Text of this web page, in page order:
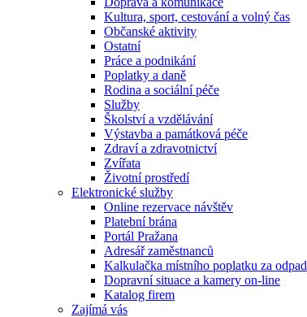
Kultura, sport, cestování a volný čas
Občanské aktivity
Ostatní
Práce a podnikání
Poplatky a daně
Rodina a sociální péče
Služby
Školství a vzdělávání
Výstavba a památková péče
Zdraví a zdravotnictví
Zvířata
Životní prostředí
Elektronické služby
Online rezervace návštěv
Platební brána
Portál Pražana
Adresář zaměstnanců
Kalkulačka místního poplatku za odpad
Dopravní situace a kamery on-line
Katalog firem
Zajímá vás